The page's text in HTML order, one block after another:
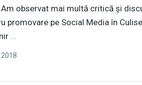
observat mai multă critică și
promovare pe Social Media în
…